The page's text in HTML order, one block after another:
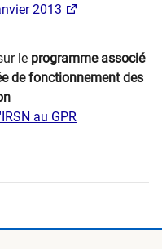
2013​
le programme associé
de fonctionnement des
au GPR